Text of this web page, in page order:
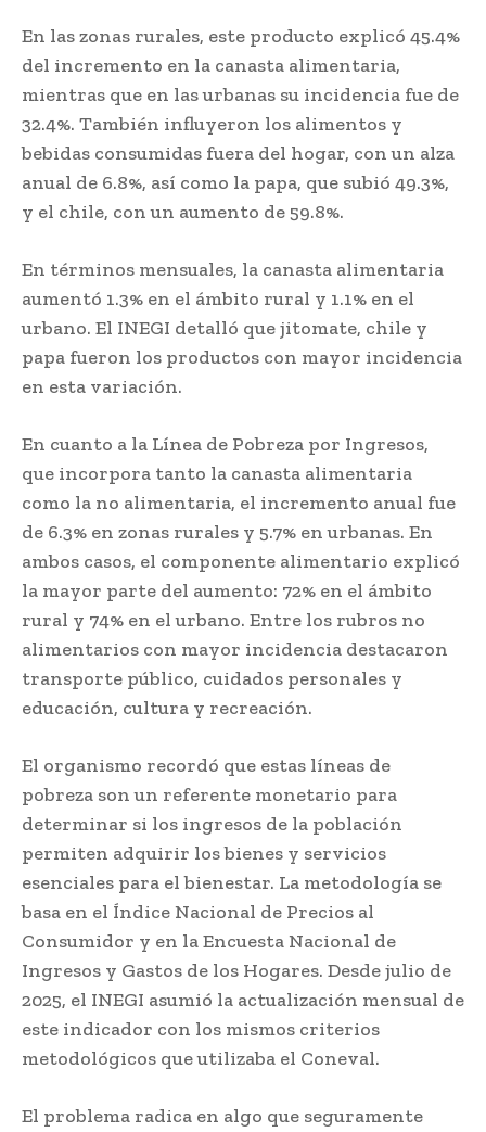
En las zonas rurales, este producto explicó 45.4%
del incremento en la canasta alimentaria,
mientras que en las urbanas su incidencia fue de
32.4%. También influyeron los alimentos y
bebidas consumidas fuera del hogar, con un alza
anual de 6.8%, así como la papa, que subió 49.3%,
y el chile, con un aumento de 59.8%.
En términos mensuales, la canasta alimentaria
aumentó 1.3% en el ámbito rural y 1.1% en el
urbano. El INEGI detalló que jitomate, chile y
papa fueron los productos con mayor incidencia
en esta variación.
En cuanto a la Línea de Pobreza por Ingresos,
que incorpora tanto la canasta alimentaria
como la no alimentaria, el incremento anual fue
de 6.3% en zonas rurales y 5.7% en urbanas. En
ambos casos, el componente alimentario explicó
la mayor parte del aumento: 72% en el ámbito
rural y 74% en el urbano. Entre los rubros no
alimentarios con mayor incidencia destacaron
transporte público, cuidados personales y
educación, cultura y recreación.
El organismo recordó que estas líneas de
pobreza son un referente monetario para
determinar si los ingresos de la población
permiten adquirir los bienes y servicios
esenciales para el bienestar. La metodología se
basa en el Índice Nacional de Precios al
Consumidor y en la Encuesta Nacional de
Ingresos y Gastos de los Hogares. Desde julio de
2025, el INEGI asumió la actualización mensual de
este indicador con los mismos criterios
metodológicos que utilizaba el Coneval.
El problema radica en algo que seguramente